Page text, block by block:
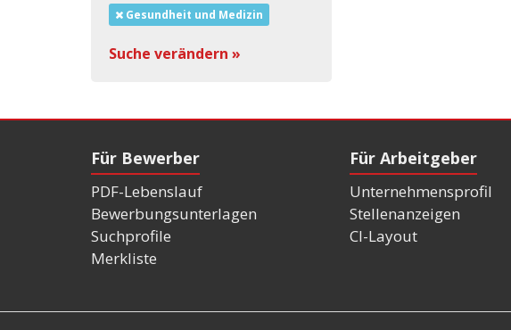
Gesundheit und Medizin
Suche verändern »
Für Bewerber
PDF-Lebenslauf
Bewerbungsunterlagen
Suchprofile
Merkliste
Für Arbeitgeber
Unternehmensprofil
Stellenanzeigen
CI-Layout